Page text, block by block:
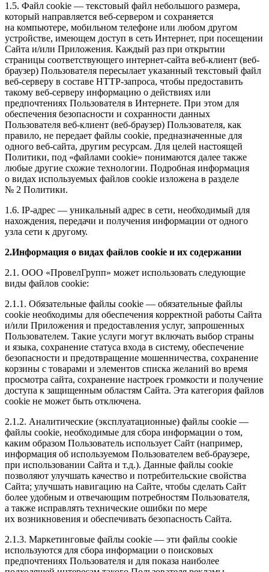
1.5. Файл сookie — текстовый файл небольшого размера,
который направляется веб-сервером и сохраняется
на компьютере, мобильном телефоне или любом другом
устройстве, имеющем доступ в сеть Интернет, при посещении
Сайта и/или Приложения. Каждый раз при открытии
страницы соответствующего интернет-сайта веб-клиент (веб-
браузер) Пользователя пересылает указанный текстовый файл
веб-серверу в составе HTTP-запроса, чтобы предоставить
такому веб-серверу информацию о действиях или
предпочтениях Пользователя в Интернете. При этом для
обеспечения безопасности и сохранности данных
Пользователя веб-клиент (веб-браузер) Пользователя, как
правило, не передает файлы cookie, предназначенные для
одного веб-сайта, другим ресурсам. Для целей настоящей
Политики, под «файлами cookie» понимаются далее также
любые другие схожие технологии. Подробная информация
о видах используемых файлов cookie изложена в разделе
№ 2 Политики.
1.6. IP-адрес — уникальный адрес в сети, необходимый для
нахождения, передачи и получения информации от одного
узла сети к другому.
2.Информация о видах файлов cookie и их содержании
2.1. ООО «ПровелГрупп» может использовать следующие
виды файлов cookie:
2.1.1. Обязательные файлы cookie — обязательные файлы
cookie необходимы для обеспечения корректной работы Сайта
и/или Приложения и предоставления услуг, запрошенных
Пользователем. Такие услуги могут включать выбор страны
и языка, сохранение статуса входа в систему, обеспечение
безопасности и предотвращение мошенничества, сохранение
корзины с товарами и элементов списка желаний во время
просмотра сайта, сохранение настроек громкости и получение
доступа к защищенным областям Сайта. Эта категория файлов
cookie не может быть отключена.
2.1.2. Аналитические (эксплуатационные) файлы cookie —
файлы cookie, необходимые для сбора информации о том,
каким образом Пользователь использует Сайт (например,
информация об используемом Пользователем веб-браузере,
при использовании Сайта и т.д.). Данные файлы cookie
позволяют улучшать качество и потребительские свойства
Сайта; улучшать навигацию на Сайте, чтобы сделать Сайт
более удобным и отвечающим потребностям Пользователя,
а также исправлять технические ошибки по мере
их возникновения и обеспечивать безопасность Сайта.
2.1.3. Маркетинговые файлы cookie — эти файлы cookie
используются для сбора информации о поисковых
предпочтениях Пользователя и для показа наиболее